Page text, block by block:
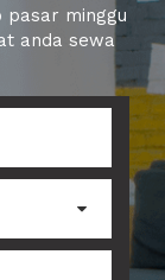
pasar minggu
anda sewa